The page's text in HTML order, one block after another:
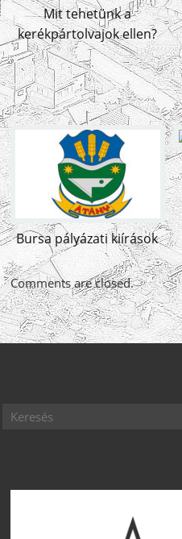
Mit tehetünk a
kerékpártolvajok ellen?
Bursa pályázati kiírások
Comments are closed.